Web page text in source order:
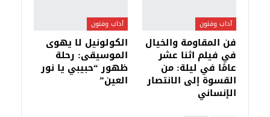
آداب وفنون
فن المقاومة والخيال
في فيلم اثنا عشر
عامًا في ليلة: من
القسوة إلى الانتصار
الإنساني
آداب وفنون
الكولونيل لا يهوى
الموسيقى: رحلة
ظهور “حبيبي يا نور
العين”